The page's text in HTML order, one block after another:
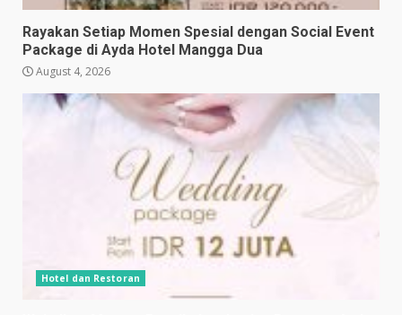
Rayakan Setiap Momen Spesial dengan Social Event
Package di Ayda Hotel Mangga Dua
August 4, 2026
Hotel dan Restoran